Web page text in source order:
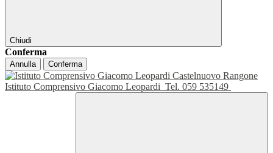
Chiudi
Conferma
Annulla Conferma
Istituto Comprensivo Giacomo Leopardi Tel. 059 535149